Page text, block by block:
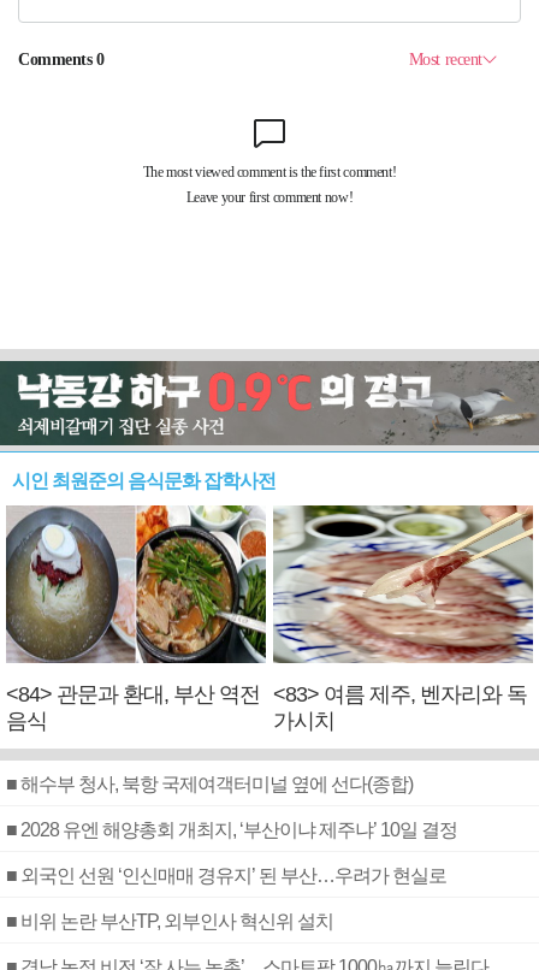
시인 최원준의 음식문화 잡학사전
<84> 관문과 환대, 부산 역전
음식
<83> 여름 제주, 벤자리와 독
가시치
■ 해수부 청사, 북항 국제여객터미널 옆에 선다(종합)
■ 2028 유엔 해양총회 개최지, ‘부산이냐 제주냐’ 10일 결정
■ 외국인 선원 ‘인신매매 경유지’ 된 부산…우려가 현실로
■ 비위 논란 부산TP, 외부인사 혁신위 설치